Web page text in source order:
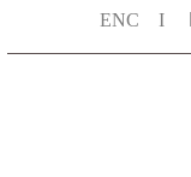
ENC I